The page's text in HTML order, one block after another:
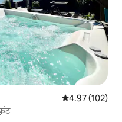
औसत रेटिंग 5 में से
4.97 (102)